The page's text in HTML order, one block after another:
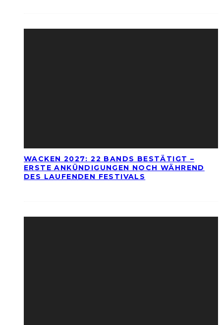
WACKEN 2027: 22 BANDS BESTÄTIGT –
ERSTE ANKÜNDIGUNGEN NOCH WÄHREND
DES LAUFENDEN FESTIVALS